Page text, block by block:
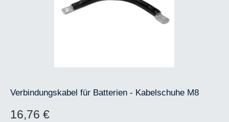
Verbindungskabel für Batterien - Kabelschuhe M8
Regulärer Preis:
16,76 €